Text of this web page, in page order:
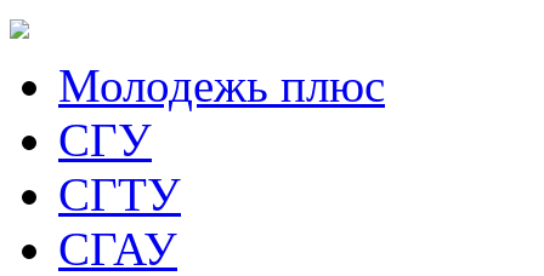
Молодежь плюс
СГУ
СГТУ
СГАУ